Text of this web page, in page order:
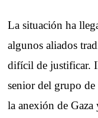
La situación ha
algunos aliados
difícil de justificar.
senior del grupo
la anexión de